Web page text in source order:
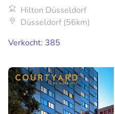
Hilton Düsseldorf
Düsseldorf (56km)
Verkocht: 385